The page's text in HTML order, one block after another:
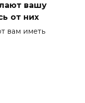
вашу
от них
вам иметь